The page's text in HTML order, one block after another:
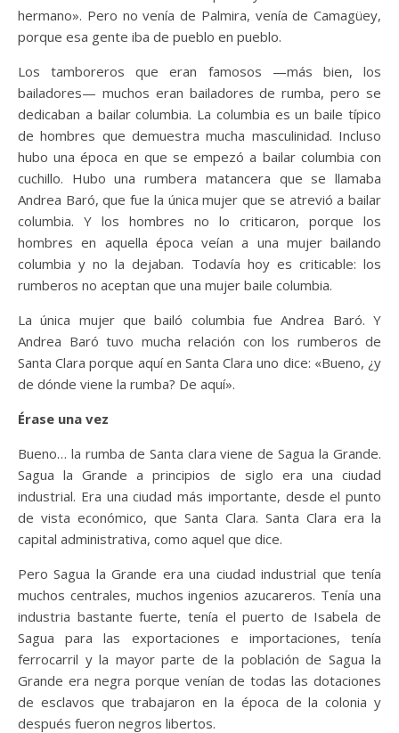
hermano». Pero no venía de Palmira, venía de Camagüey,
porque esa gente iba de pueblo en pueblo.
Los tamboreros que eran famosos —más bien, los
bailadores— muchos eran bailadores de rumba, pero se
dedicaban a bailar columbia. La columbia es un baile típico
de hombres que demuestra mucha masculinidad. Incluso
hubo una época en que se empezó a bailar columbia con
cuchillo. Hubo una rumbera matancera que se llamaba
Andrea Baró, que fue la única mujer que se atrevió a bailar
columbia. Y los hombres no lo criticaron, porque los
hombres en aquella época veían a una mujer bailando
columbia y no la dejaban. Todavía hoy es criticable: los
rumberos no aceptan que una mujer baile columbia.
La única mujer que bailó columbia fue Andrea Baró. Y
Andrea Baró tuvo mucha relación con los rumberos de
Santa Clara porque aquí en Santa Clara uno dice: «Bueno, ¿y
de dónde viene la rumba? De aquí».
Érase una vez
Bueno… la rumba de Santa clara viene de Sagua la Grande.
Sagua la Grande a principios de siglo era una ciudad
industrial. Era una ciudad más importante, desde el punto
de vista económico, que Santa Clara. Santa Clara era la
capital administrativa, como aquel que dice.
Pero Sagua la Grande era una ciudad industrial que tenía
muchos centrales, muchos ingenios azucareros. Tenía una
industria bastante fuerte, tenía el puerto de Isabela de
Sagua para las exportaciones e importaciones, tenía
ferrocarril y la mayor parte de la población de Sagua la
Grande era negra porque venían de todas las dotaciones
de esclavos que trabajaron en la época de la colonia y
después fueron negros libertos.